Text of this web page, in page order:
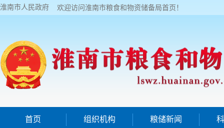
淮南市人民政府 欢迎访问淮南市粮食和物资储备局首页！
首页 组织机构 粮储新闻